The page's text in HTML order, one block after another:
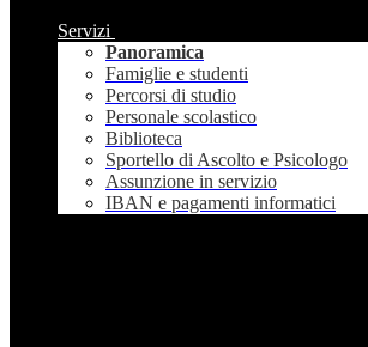
Servizi
Panoramica
Famiglie e studenti
Percorsi di studio
Personale scolastico
Biblioteca
Sportello di Ascolto e Psicologo
Assunzione in servizio
IBAN e pagamenti informatici